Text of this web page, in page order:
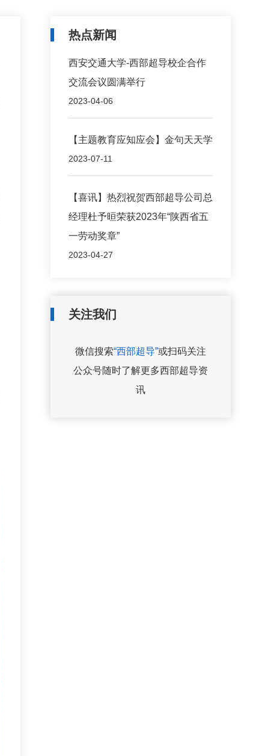
热点新闻
西安交通大学-西部超导校企合作
交流会议圆满举行
2023-04-06
​【主题教育应知应会】金句天天学
2023-07-11
【喜讯】热烈祝贺西部超导公司总
经理杜予晅荣获2023年“陕西省五
一劳动奖章”
2023-04-27
关注我们
微信搜索“西部超导”或扫码关注
公众号随时了解更多西部超导资
讯